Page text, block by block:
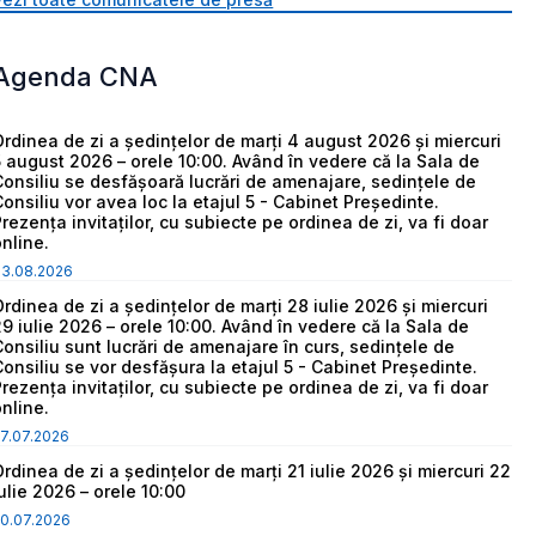
CNA
de zi a ședințelor de marți 4 august 2026 și miercuri
august 2026 – orele 10:00. Având în vedere că la Sala de
se desfășoară lucrări de amenajare, sedințele de
vor avea loc la etajul 5 - Cabinet Președinte.
invitaților, cu subiecte pe ordinea de zi, va fi doar
de zi a ședințelor de marți 28 iulie 2026 și miercuri
iulie 2026 – orele 10:00. Având în vedere că la Sala de
sunt lucrări de amenajare în curs, sedințele de
se vor desfășura la etajul 5 - Cabinet Președinte.
invitaților, cu subiecte pe ordinea de zi, va fi doar
de zi a ședințelor de marți 21 iulie 2026 și miercuri 22
2026 – orele 10:00